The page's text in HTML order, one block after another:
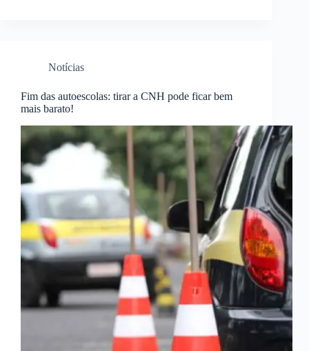
Notícias
Fim das autoescolas: tirar a CNH pode ficar bem
mais barato!